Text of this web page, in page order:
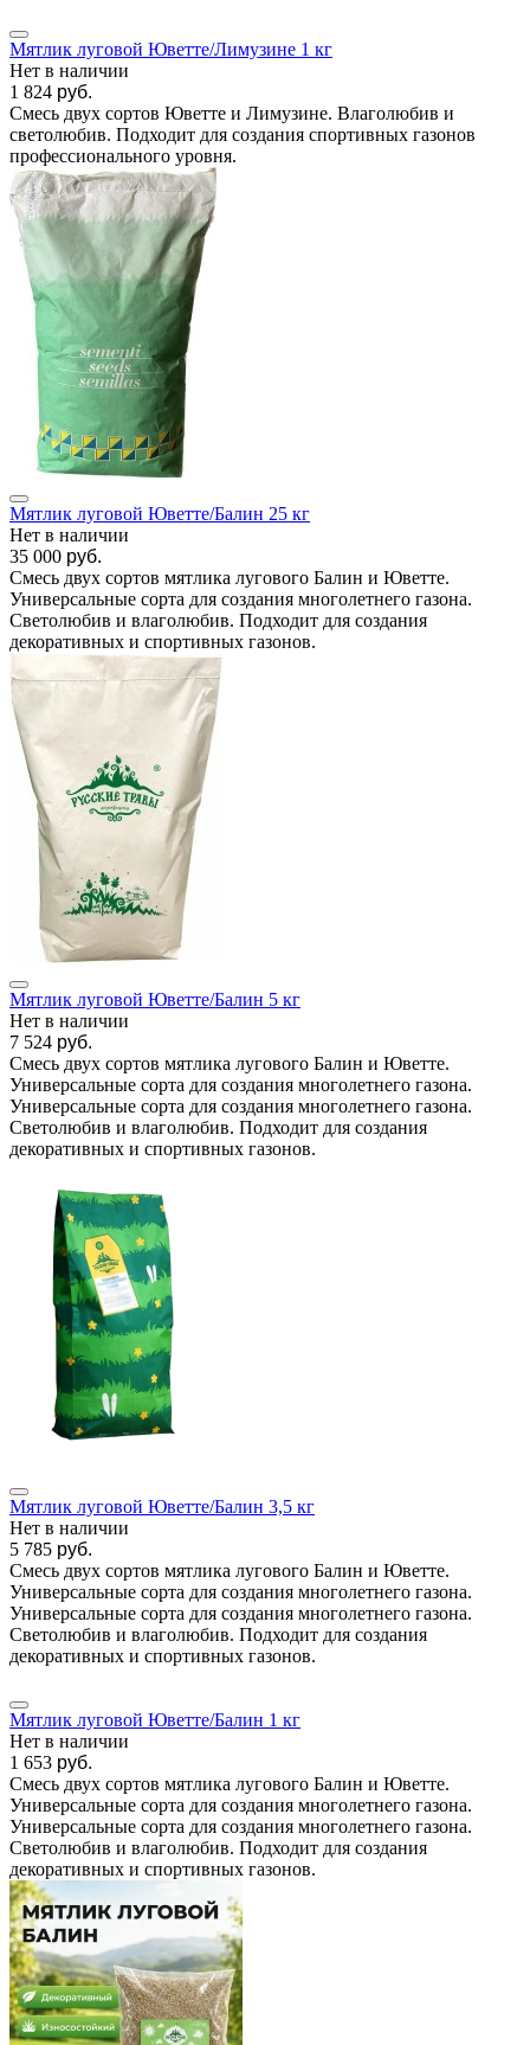
Мятлик луговой Юветте/Лимузине 1 кг
Нет в наличии
1 824 руб.
Смесь двух сортов Юветте и Лимузине. Влаголюбив и
светолюбив. Подходит для создания спортивных газонов
профессионального уровня.
Мятлик луговой Юветте/Балин 25 кг
Нет в наличии
35 000 руб.
Смесь двух сортов мятлика лугового Балин и Юветте.
Универсальные сорта для создания многолетнего газона.
Светолюбив и влаголюбив. Подходит для создания
декоративных и спортивных газонов.
Мятлик луговой Юветте/Балин 5 кг
Нет в наличии
7 524 руб.
Смесь двух сортов мятлика лугового Балин и Юветте.
Универсальные сорта для создания многолетнего газона.
Универсальные сорта для создания многолетнего газона.
Светолюбив и влаголюбив. Подходит для создания
декоративных и спортивных газонов.
Мятлик луговой Юветте/Балин 3,5 кг
Нет в наличии
5 785 руб.
Смесь двух сортов мятлика лугового Балин и Юветте.
Универсальные сорта для создания многолетнего газона.
Универсальные сорта для создания многолетнего газона.
Светолюбив и влаголюбив. Подходит для создания
декоративных и спортивных газонов.
Мятлик луговой Юветте/Балин 1 кг
Нет в наличии
1 653 руб.
Смесь двух сортов мятлика лугового Балин и Юветте.
Универсальные сорта для создания многолетнего газона.
Универсальные сорта для создания многолетнего газона.
Светолюбив и влаголюбив. Подходит для создания
декоративных и спортивных газонов.